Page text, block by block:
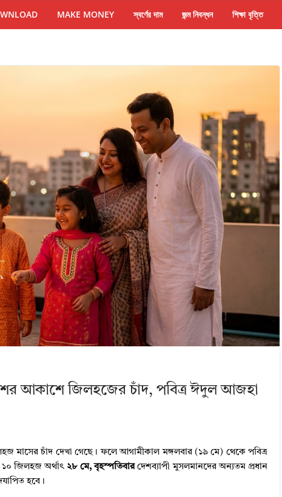
MAKE MONEY স্বর্ণের দাম জন্ম নিবন্ধন শিক্ষা বৃত্তি
আকাশে জিলহজের চাঁদ, পবিত্র ঈদুল আজহা
মাসের চাঁদ দেখা গেছে। ফলে আগামীকাল মঙ্গলবার (১৯ মে) থেকে পবিত্র
জিলহজ অর্থাৎ ২৮ মে, বৃহস্পতিবারদেশব্যাপী মুসলমানদের অন্যতম প্রধান
হবে।